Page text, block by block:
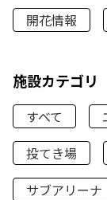
開花情報
施設カテゴリ
すべて
投てき場
サブアリーナ